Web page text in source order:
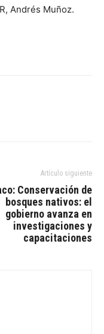
Andrés Muñoz.
Artículo siguiente
Conservación de
bosques nativos: el
gobierno avanza en
investigaciones y
capacitaciones